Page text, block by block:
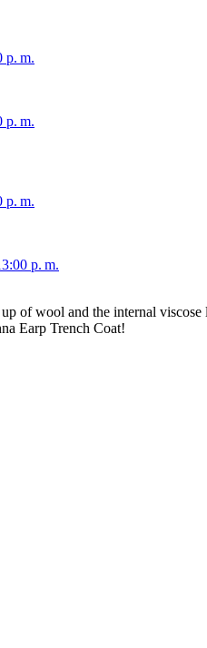
p. m.
p. m.
p. m.
p. m.
up of wool and the internal
Earp Trench Coat!